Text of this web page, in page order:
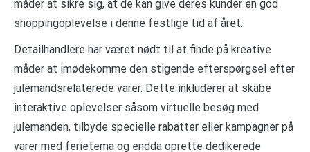
måder at sikre sig, at de kan give deres kunder en god
shoppingoplevelse i denne festlige tid af året.
Detailhandlere har været nødt til at finde på kreative
måder at imødekomme den stigende efterspørgsel efter
julemandsrelaterede varer. Dette inkluderer at skabe
interaktive oplevelser såsom virtuelle besøg med
julemanden, tilbyde specielle rabatter eller kampagner på
varer med ferietema og endda oprette dedikerede